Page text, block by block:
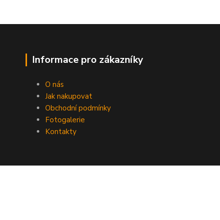
Informace pro zákazníky
O nás
Jak nakupovat
Obchodní podmínky
Fotogalerie
Kontakty